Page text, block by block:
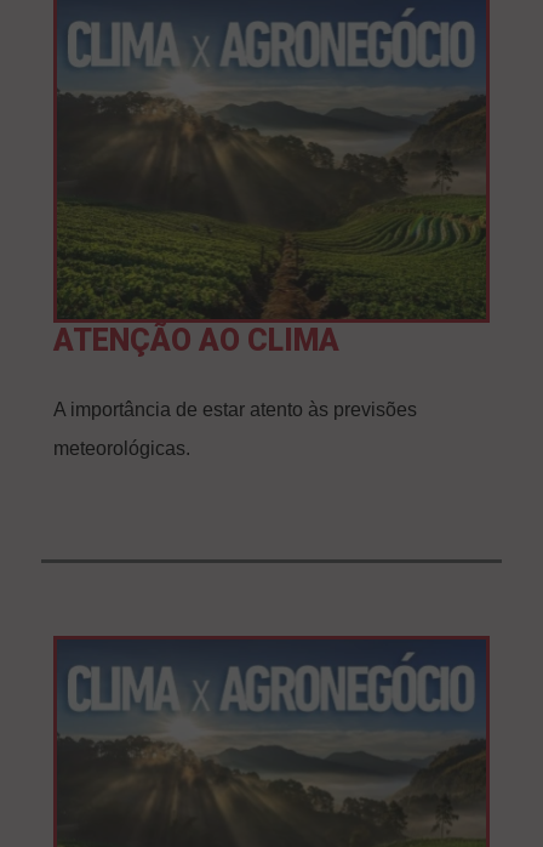
ATENÇÃO AO CLIMA
A importância de estar atento às previsões
meteorológicas.